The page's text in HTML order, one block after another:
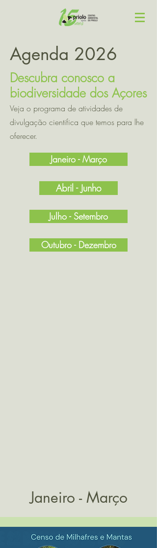
Agenda 2026
Descubra conosco a
biodiversidade dos Açores
Veja o programa de atividades de
divulgação cientifica que temos para lhe
oferecer.
Janeiro - Março
Abril - Junho
Julho - Setembro
Outubro - Dezembro
Janeiro - Março